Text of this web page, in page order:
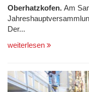
Oberhatzkofen. Am
Der...
weiterlesen